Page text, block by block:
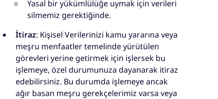
Yasal bir yükümlülüğe uymak için verileri
silmemiz gerektiğinde.
İtiraz: Kişisel Verilerinizi kamu yararına veya
meşru menfaatler temelinde yürütülen
görevleri yerine getirmek için işlersek bu
işlemeye, özel durumunuza dayanarak itiraz
edebilirsiniz. Bu durumda işlemeye ancak
ağır basan meşru gerekçelerimiz varsa veya